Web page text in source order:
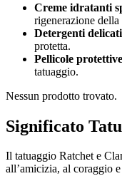
Creme idratanti
rigenerazione della
Detergenti delicati
protetta.
Pellicole protettive
tatuaggio.
Nessun prodotto trovato.
Significato
Il tatuaggio Ratchet e
all’amicizia, al coraggio